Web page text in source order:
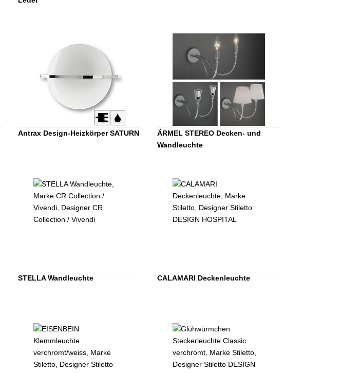
Antrax Design-Heizkörper SATURN
ÄRMEL STEREO Decken- und
Wandleuchte
STELLA Wandleuchte CALAMARI Deckenleuchte